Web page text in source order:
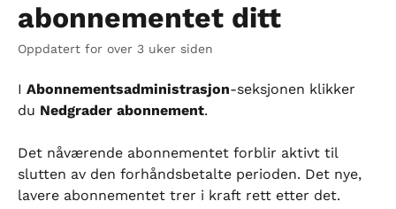
abonnementet ditt
Oppdatert for over 3 uker siden
I Abonnementsadministrasjon-seksjonen klikker
du Nedgrader abonnement.
Det nåværende abonnementet forblir aktivt til
slutten av den forhåndsbetalte perioden. Det nye,
lavere abonnementet trer i kraft rett etter det.